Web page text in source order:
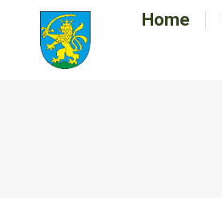
Home
Home